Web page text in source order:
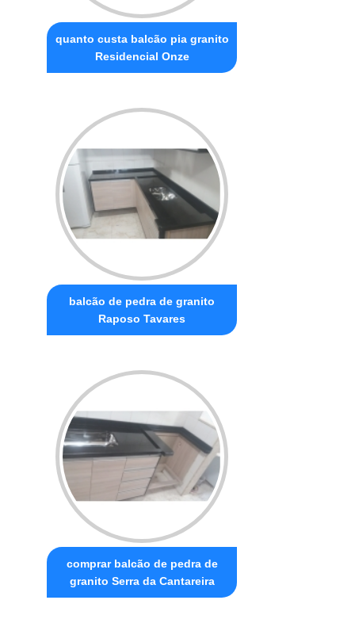
quanto custa balcão pia granito
Residencial Onze
balcão de pedra de granito
Raposo Tavares
comprar balcão de pedra de
granito Serra da Cantareira